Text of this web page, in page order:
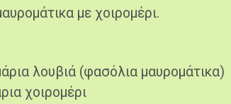
με χοιρομέρι.
λουβιά (φασόλια μαυρομάτικα)
χοιρομέρι